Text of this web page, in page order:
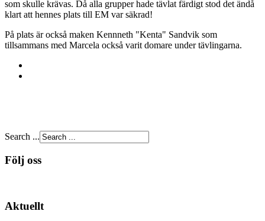
som skulle krävas. Då alla grupper hade tävlat färdigt stod det ändå
klart att hennes plats till EM var säkrad!
På plats är också maken Kennneth "Kenta" Sandvik som
tillsammans med Marcela också varit domare under tävlingarna.
Search ...
Följ oss
Aktuellt